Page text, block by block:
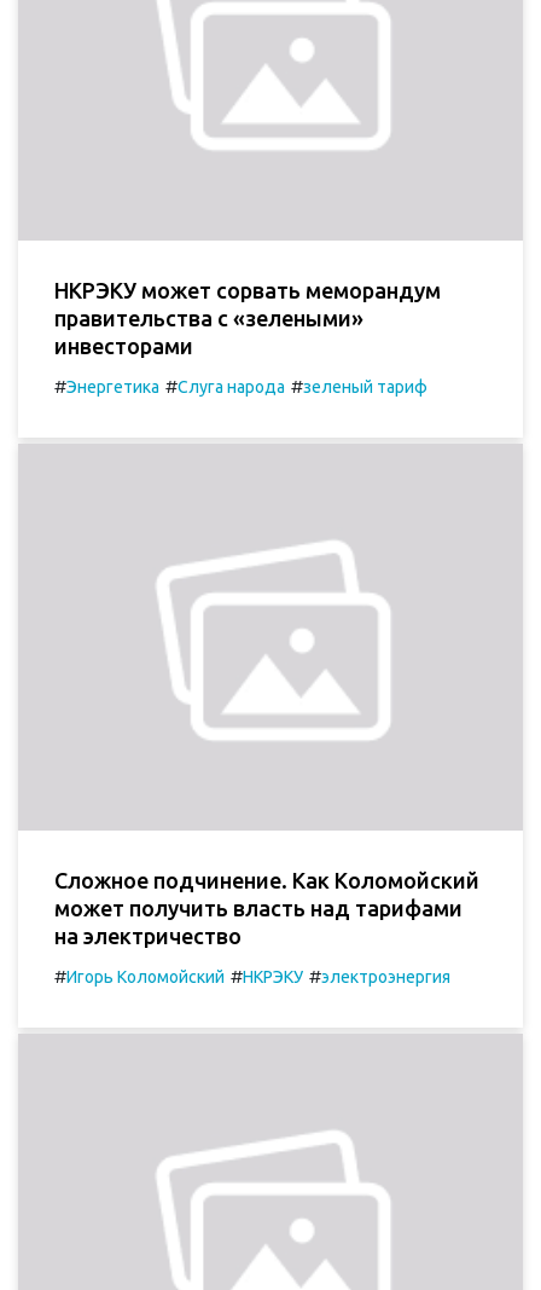
НКРЭКУ может сорвать меморандум
правительства с «зелеными»
инвесторами
#Энергетика #Слуга народа #зеленый тариф
Сложное подчинение. Как Коломойский
может получить власть над тарифами
на электричество
#Игорь Коломойский #НКРЭКУ #электроэнергия